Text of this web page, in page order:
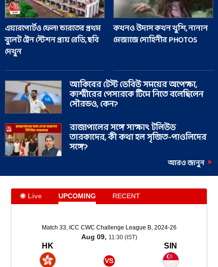
এয়ারপোর্টও ফেল! ভারতের প্রথম
বুলেট ট্রেন স্টেশন প্রায় রেডি, ছবি
দেখুন
কখনও উদাস কখন খুশি, নানান
মেজাজে সোহিনীর PHOTOS
আকিবের টেস্ট ডেবিউ সময়ের অপেক্ষা,
কাশ্মীরের পেসারকে টিমে নিতে বলেছিলেন
সৌরভও, কেন?
রাজ্যপালের সঙ্গে সাক্ষাৎ টলিউড
তারকাদের, কী কথা হল সৃজিত-পাওলিদের
সঙ্গে?
আরও জানুন